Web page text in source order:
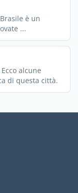
è un
...
alcune
di questa città.